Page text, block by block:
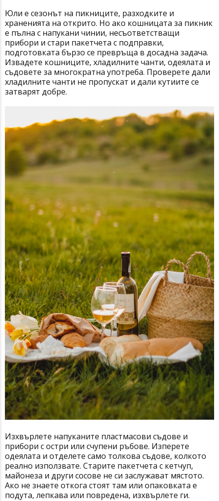
Юли е сезонът на пикниците, разходките и
храненията на открито. Но ако кошницата за пикник
е пълна с напукани чинии, несъответстващи
прибори и стари пакетчета с подправки,
подготовката бързо се превръща в досадна задача.
Извадете кошниците, хладилните чанти, одеялата и
съдовете за многократна употреба. Проверете дали
хладилните чанти не пропускат и дали кутиите се
затварят добре.
Изхвърлете напуканите пластмасови съдове и
прибори с остри или счупени ръбове. Изперете
одеялата и отделете само толкова съдове, колкото
реално използвате. Старите пакетчета с кетчуп,
майонеза и други сосове не си заслужават мястото.
Ако не знаете откога стоят там или опаковката е
подута, лепкава или повредена, изхвърлете ги.